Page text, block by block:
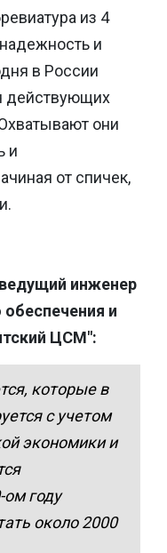
из 4
надежность и
в России
действующих
они
и
от спичек,
инженер
и
ЦСМ":
которые в
с учетом
экономики и
ом году
около 2000